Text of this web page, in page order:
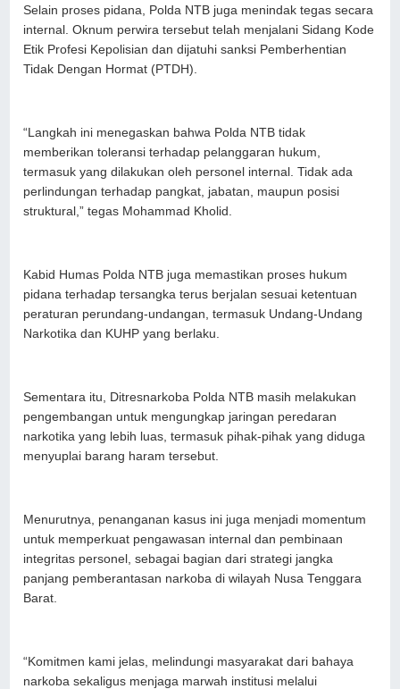
Selain proses pidana, Polda NTB juga menindak tegas secara
internal. Oknum perwira tersebut telah menjalani Sidang Kode
Etik Profesi Kepolisian dan dijatuhi sanksi Pemberhentian
Tidak Dengan Hormat (PTDH).
“Langkah ini menegaskan bahwa Polda NTB tidak
memberikan toleransi terhadap pelanggaran hukum,
termasuk yang dilakukan oleh personel internal. Tidak ada
perlindungan terhadap pangkat, jabatan, maupun posisi
struktural,” tegas Mohammad Kholid.
Kabid Humas Polda NTB juga memastikan proses hukum
pidana terhadap tersangka terus berjalan sesuai ketentuan
peraturan perundang-undangan, termasuk Undang-Undang
Narkotika dan KUHP yang berlaku.
Sementara itu, Ditresnarkoba Polda NTB masih melakukan
pengembangan untuk mengungkap jaringan peredaran
narkotika yang lebih luas, termasuk pihak-pihak yang diduga
menyuplai barang haram tersebut.
Menurutnya, penanganan kasus ini juga menjadi momentum
untuk memperkuat pengawasan internal dan pembinaan
integritas personel, sebagai bagian dari strategi jangka
panjang pemberantasan narkoba di wilayah Nusa Tenggara
Barat.
“Komitmen kami jelas, melindungi masyarakat dari bahaya
narkoba sekaligus menjaga marwah institusi melalui